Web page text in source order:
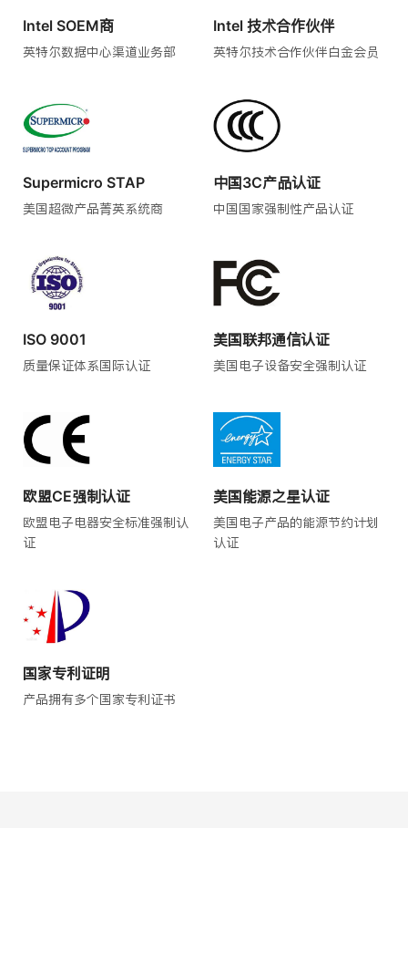
Intel SOEM商
英特尔数据中心渠道业务部
Intel 技术合作伙伴
英特尔技术合作伙伴白金会员
Supermicro STAP
美国超微产品菁英系统商
中国3C产品认证
中国国家强制性产品认证
ISO 9001
质量保证体系国际认证
美国联邦通信认证
美国电子设备安全强制认证
欧盟CE强制认证
欧盟电子电器安全标准强制认
证
美国能源之星认证
美国电子产品的能源节约计划
认证
国家专利证明
产品拥有多个国家专利证书